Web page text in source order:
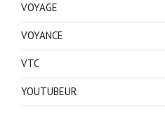
VOYAGE
VOYANCE
VTC
YOUTUBEUR